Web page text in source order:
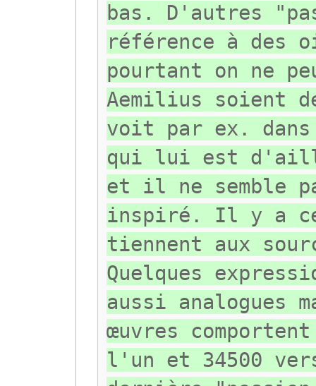
bas. D'autres
référence à des
pourtant on ne
Aemilius soient de
voit par ex.
qui lui est
et il ne semble
inspiré. Il y a
tiennent aux
Quelques
aussi analogues
œuvres
l'un et 34500